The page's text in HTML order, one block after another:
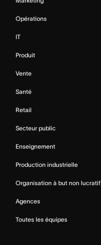
Opérations
IT
Produit
Vente
Santé
Retail
Secteur public
Enseignement
Production industrielle
Organisation à but non lucratif
Agences
Toutes les équipes